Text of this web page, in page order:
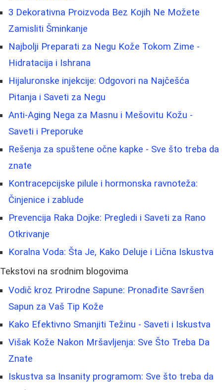
3 Dekorativna Proizvoda Bez Kojih Ne Možete
Zamisliti Šminkanje
Najbolji Preparati za Negu Kože Tokom Zime -
Hidratacija i Ishrana
Hijaluronske injekcije: Odgovori na Najčešća
Pitanja i Saveti za Negu
Anti-Aging Nega za Masnu i Mešovitu Kožu -
Saveti i Preporuke
Rešenja za spuštene očne kapke - Sve što treba da
znate
Kontracepcijske pilule i hormonska ravnoteža:
Činjenice i zablude
Prevencija Raka Dojke: Pregledi i Saveti za Rano
Otkrivanje
Koralna Voda: Šta Je, Kako Deluje i Lična Iskustva
Tekstovi na srodnim blogovima
Vodič kroz Prirodne Sapune: Pronađite Savršen
Sapun za Vaš Tip Kože
Kako Efektivno Smanjiti Težinu - Saveti i Iskustva
Višak Kože Nakon Mršavljenja: Sve Što Treba Da
Znate
Iskustva sa Insanity programom: Sve što treba da